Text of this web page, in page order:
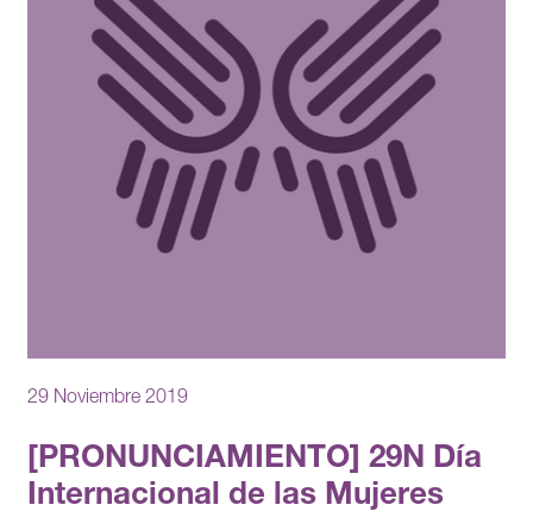
29 Noviembre 2019
[PRONUNCIAMIENTO] 29N Día
Internacional de las Mujeres